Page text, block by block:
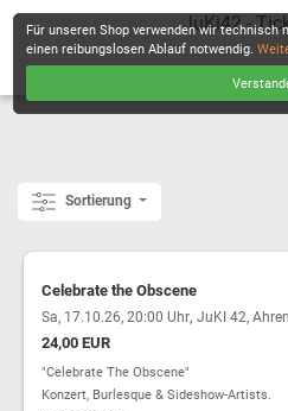
JuKi42 -
Sortierung
Celebrate the Obscene
Sa, 17.10.26, 20:00 Uhr, JuKI 42,
24,00 EUR
"Celebrate The Obscene"
Konzert, Burlesque & Sideshow-Artists.
Für unseren Shop verwenden wir technisch
einen reibungslosen Ablauf notwendig.